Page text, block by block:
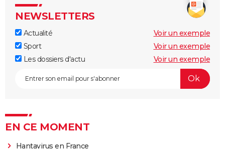
NEWSLETTERS
Actualité
Voir un exemple
Sport
Voir un exemple
Les dossiers d'actu
Voir un exemple
EN CE MOMENT
Hantavirus en France